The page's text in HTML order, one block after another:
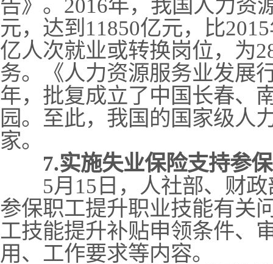
告》。2016年，我国人力资
元，达到11850亿元，比
亿人次就业或转换岗位，为
务。《人力资源服务业发展
年，批复成立了中国长春、
园。至此，我国的国家级人
家。
7.实施失业保险支持参
5月15日，人社部、财政
参保职工提升职业技能有关
工技能提升补贴申领条件、
用、工作要求等内容。